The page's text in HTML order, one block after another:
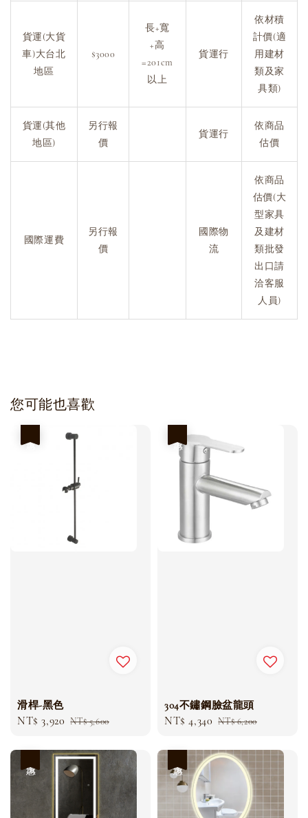
貨運(大貨
車)大台北
地區
$3000
長+寬
+高
=201cm
以上
貨運行
依材積
計價(適
用建材
類及家
具類)
貨運(其他
地區)
另行報
價
貨運行
依商品
估價
國際運費
另行報
價
國際物
流
依商品
估價(大
型家具
及建材
類批發
出口請
洽客服
人員)
您可能也喜歡
滑桿-黑色
Sale
NT$ 3,920 Regular
NT$ 5,600
304不鏽鋼臉盆龍頭
Sale
NT$ 4,340 Regular
NT$ 6,200